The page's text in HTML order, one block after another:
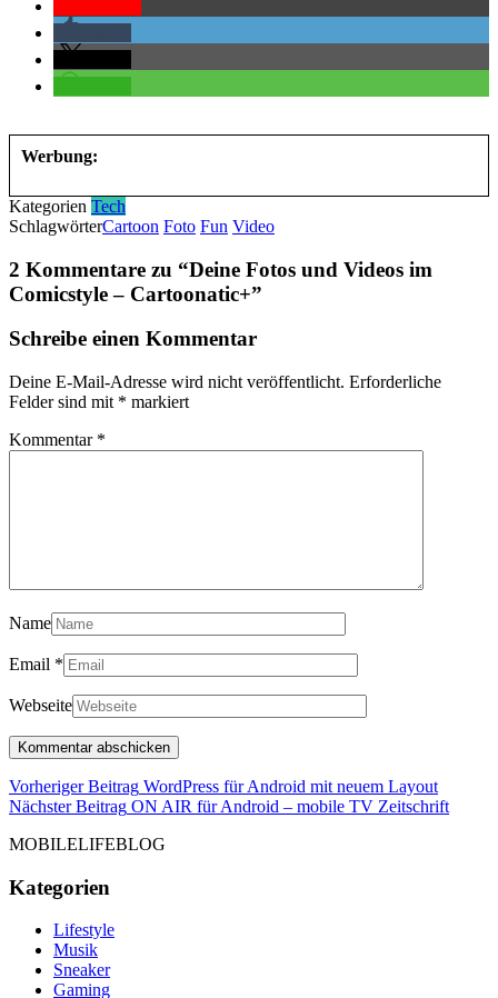
Werbung:
Kategorien Tech
SchlagwörterCartoon Foto Fun Video
2 Kommentare zu “Deine Fotos und Videos im
Comicstyle – Cartoonatic+”
Schreibe einen Kommentar
Deine E-Mail-Adresse wird nicht veröffentlicht. Erforderliche
Felder sind mit * markiert
Kommentar *
Name
Email *
Webseite
Beitragsnavigation
Vorheriger Beitrag WordPress für Android mit neuem Layout
Beitrag
Nächster Beitrag ON AIR für Android – mobile TV Zeitschrift
MOBILELIFEBLOG
Kategorien
Lifestyle
Musik
Sneaker
Gaming